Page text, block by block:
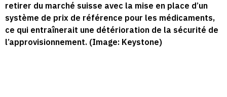
retirer du marché suisse avec la mise en place d’un
système de prix de référence pour les médicaments,
ce qui entraînerait une détérioration de la sécurité de
l’approvisionnement. (Image: Keystone)